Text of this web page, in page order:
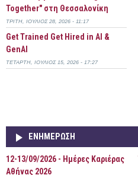
Together" στη Θεσσαλονίκη
ΤΡΊΤΗ, ΙΟΎΛΙΟΣ 28, 2026 - 11:17
Get Trained Get Hired in AI &
GenAI
ΤΕΤΆΡΤΗ, ΙΟΎΛΙΟΣ 15, 2026 - 17:27
ΕΝΗΜΈΡΩΣΗ
12-13/09/2026 - Ημέρες Καριέρας
Αθήνας 2026